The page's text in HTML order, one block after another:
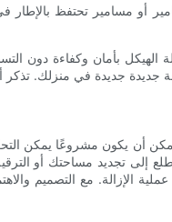
أو مسامير تحتفظ
الهيكل بأمان وكفاءة دون
أن يكون مشروعًا يمكن
إلى تجديد مساحتك أو
الإزالة. مع التصميم